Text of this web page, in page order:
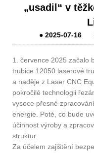
„usadil“ v
●2025-07-16
1. července 2025 začalo
trubice 12050 laserové
a naděje z Laser CNC
pokročilé technologii
vysoce přesné
energie. Poté, co bude
účinnost výroby a
struktur.
Za účelem zajištění